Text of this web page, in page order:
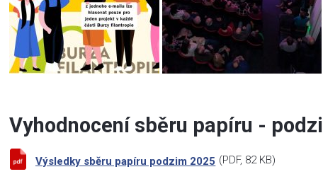
Vyhodnocení sběru papíru -
Výsledky sběru papíru podzim 2025 (PDF, 82 KB)